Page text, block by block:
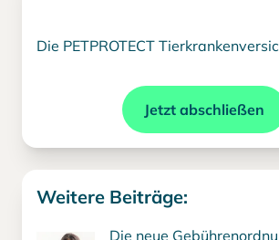
Die PETPROTECT
Jetzt abschließen
Weitere Beiträge:
Die neue